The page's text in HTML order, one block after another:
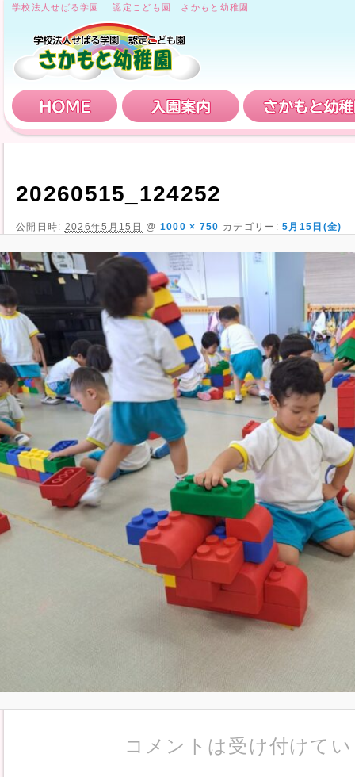
学校法人せばる学園 認定こども園 さかもと幼稚園
HOME 入園案内
20260515_124252
公開日時: 2026年5月15日 @ 1000 × 750 カテゴリー:5月15日(金)
コメントは受け付けて